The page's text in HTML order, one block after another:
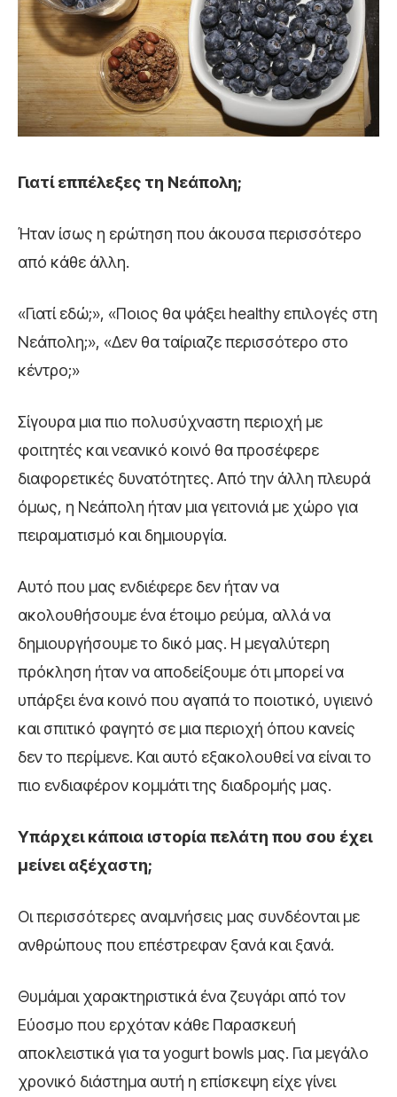
Γιατί εππέλεξες τη Νεάπολη;
Ήταν ίσως η ερώτηση που άκουσα περισσότερο
από κάθε άλλη.
«Γιατί εδώ;», «Ποιος θα ψάξει healthy επιλογές στη
Νεάπολη;», «Δεν θα ταίριαζε περισσότερο στο
κέντρο;»
Σίγουρα μια πιο πολυσύχναστη περιοχή με
φοιτητές και νεανικό κοινό θα προσέφερε
διαφορετικές δυνατότητες. Από την άλλη πλευρά
όμως, η Νεάπολη ήταν μια γειτονιά με χώρο για
πειραματισμό και δημιουργία.
Αυτό που μας ενδιέφερε δεν ήταν να
ακολουθήσουμε ένα έτοιμο ρεύμα, αλλά να
δημιουργήσουμε το δικό μας. Η μεγαλύτερη
πρόκληση ήταν να αποδείξουμε ότι μπορεί να
υπάρξει ένα κοινό που αγαπά το ποιοτικό, υγιεινό
και σπιτικό φαγητό σε μια περιοχή όπου κανείς
δεν το περίμενε. Και αυτό εξακολουθεί να είναι το
πιο ενδιαφέρον κομμάτι της διαδρομής μας.
Υπάρχει κάποια ιστορία πελάτη που σου έχει
μείνει αξέχαστη;
Οι περισσότερες αναμνήσεις μας συνδέονται με
ανθρώπους που επέστρεφαν ξανά και ξανά.
Θυμάμαι χαρακτηριστικά ένα ζευγάρι από τον
Εύοσμο που ερχόταν κάθε Παρασκευή
αποκλειστικά για τα yogurt bowls μας. Για μεγάλο
χρονικό διάστημα αυτή η επίσκεψη είχε γίνει